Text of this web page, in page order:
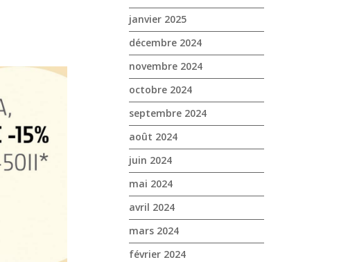
janvier 2025
décembre 2024
novembre 2024
octobre 2024
septembre 2024
août 2024
juin 2024
mai 2024
avril 2024
mars 2024
février 2024